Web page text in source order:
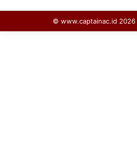
© www.captainac.id 2026